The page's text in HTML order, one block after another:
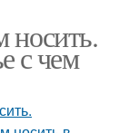
носить.
с чем